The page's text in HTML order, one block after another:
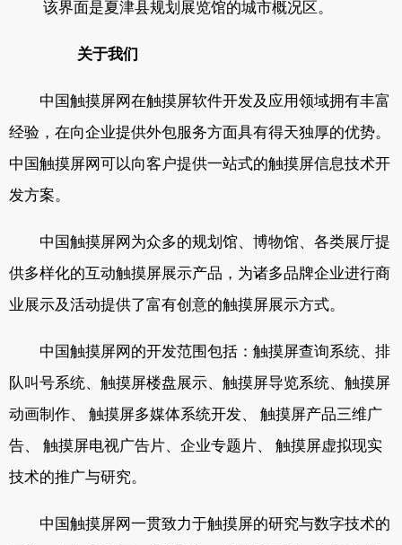
该界面是夏津县规划展览馆的城市概况区。
关于我们
中国触摸屏网在触摸屏软件开发及应用领域拥有丰富
经验，在向企业提供外包服务方面具有得天独厚的优势。
中国触摸屏网可以向客户提供一站式的触摸屏信息技术开
发方案。
中国触摸屏网为众多的规划馆、博物馆、各类展厅提
供多样化的互动触摸屏展示产品，为诸多品牌企业进行商
业展示及活动提供了富有创意的触摸屏展示方式。
中国触摸屏网的开发范围包括：触摸屏查询系统、排
队叫号系统、触摸屏楼盘展示、触摸屏导览系统、触摸屏
动画制作、 触摸屏多媒体系统开发、 触摸屏产品三维广
告、 触摸屏电视广告片、企业专题片、 触摸屏虚拟现实
技术的推广与研究。
中国触摸屏网一贯致力于触摸屏的研究与数字技术的